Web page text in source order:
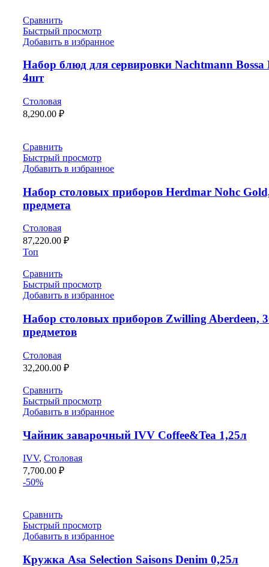
Сравнить
Быстрый просмотр
Добавить в избранное
Набор блюд для сервировки Nachtmann Bossa
4шт
Столовая
8,290.00 ₽
Сравнить
Быстрый просмотр
Добавить в избранное
Набор столовых приборов Herdmar Nohc
предмета
Столовая
87,220.00 ₽
Топ
Сравнить
Быстрый просмотр
Добавить в избранное
Набор столовых приборов Zwilling Aberdeen,
предметов
Столовая
32,200.00 ₽
Сравнить
Быстрый просмотр
Добавить в избранное
Чайник заварочный IVV Coffee&Tea 1,25л
IVV, Столовая
7,700.00 ₽
-50%
Сравнить
Быстрый просмотр
Добавить в избранное
Кружка Asa Selection Saisons Denim 0,25л